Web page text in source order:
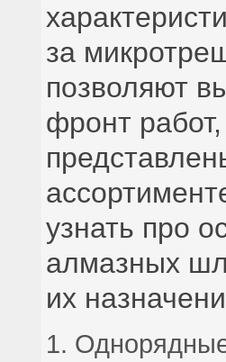
за
позволяют
фронт
узнать про
алмазных
их